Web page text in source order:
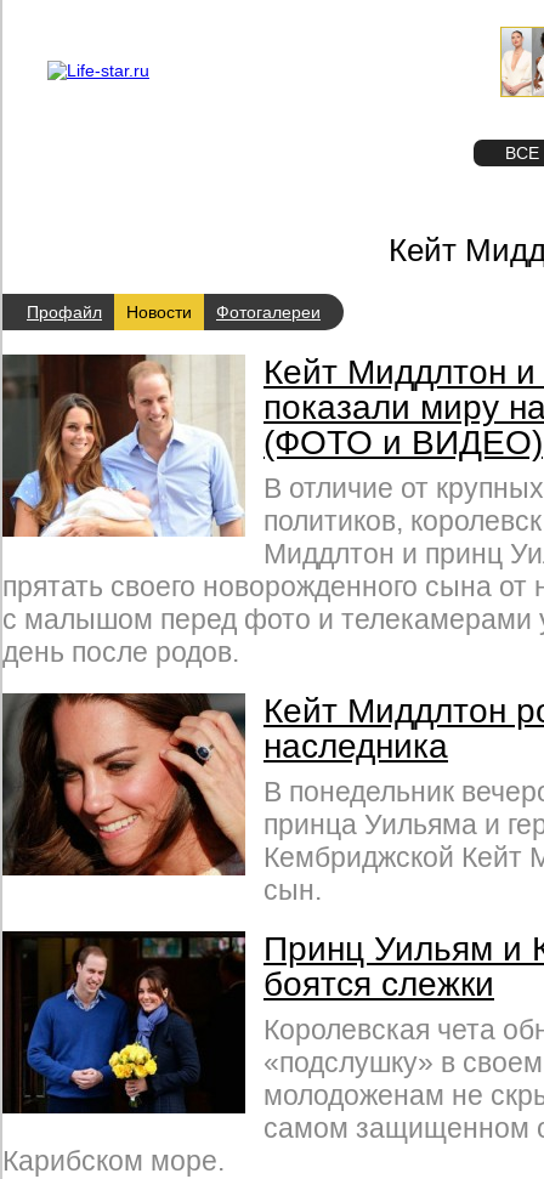
ВСЕ
Кейт
Профайл Новости Фотогалереи
Кейт Миддлтон
показали миру
(ФОТО и ВИДЕО)
В отличие от
политиков,
Миддлтон и принц
прятать своего новорожденного сына от
с малышом перед фото и телекамерами
день после родов.
Кейт Миддлтон
наследника
В понедельник
принца Уильяма и
Кембриджской Кейт
сын.
Принц Уильям и
боятся слежки
Королевская чета
«подслушку» в
молодоженам не
самом защищенном
Карибском море.